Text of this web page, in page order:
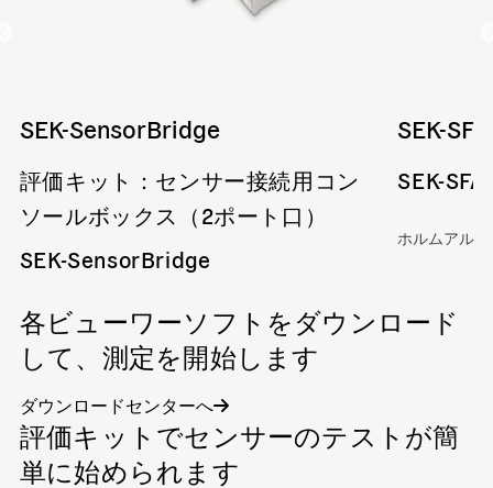
SEK-SensorBridge
評価キット：センサー接続用コン
ソールボックス（2ポート口）
SEK-SensorBridge
SEK-
SEK-
ホルムアル
各ビューワーソフトをダウンロード
して、測定を開始します
ダウンロードセンターへ
評価キットでセンサーのテストが簡
単に始められます